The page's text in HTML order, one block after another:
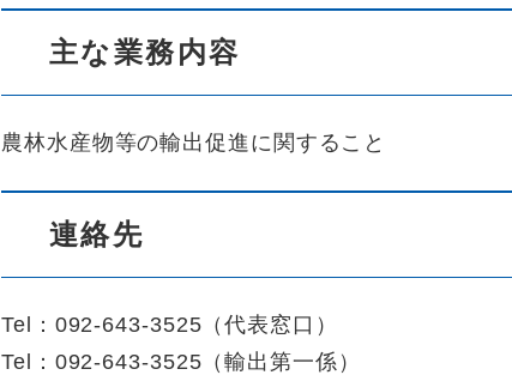
主な業務内容
農林水産物等の輸出促進に関すること
連絡先
Tel：092-643-3525 （代表窓口 ）
Tel：092-643-3525 （輸出第一係 ）